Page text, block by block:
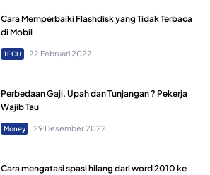
Cara Memperbaiki Flashdisk yang Tidak Terbaca
di Mobil
TECH 22 Februari 2022
Perbedaan Gaji, Upah dan Tunjangan ? Pekerja
Wajib Tau
Money 29 Desember 2022
Cara mengatasi spasi hilang dari word 2010 ke